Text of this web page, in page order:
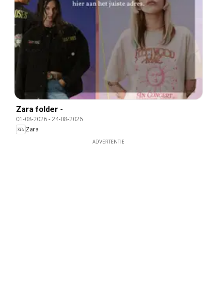
Zara folder -
01-08-2026-24-08-2026
Zara
ADVERTENTIE